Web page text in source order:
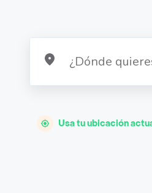
Usa tu ubicación